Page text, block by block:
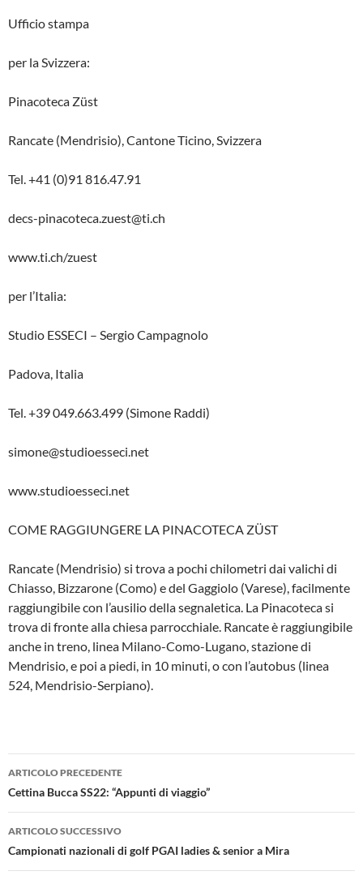
Ufficio stampa
per la Svizzera:
Pinacoteca Züst
Rancate (Mendrisio), Cantone Ticino, Svizzera
Tel. +41 (0)91 816.47.91
decs-pinacoteca.zuest@ti.ch
www.ti.ch/zuest
per l’Italia:
Studio ESSECI – Sergio Campagnolo
Padova, Italia
Tel. +39 049.663.499 (Simone Raddi)
simone@studioesseci.net
www.studioesseci.net
COME RAGGIUNGERE LA PINACOTECA ZÜST
Rancate (Mendrisio) si trova a pochi chilometri dai valichi di
Chiasso, Bizzarone (Como) e del Gaggiolo (Varese), facilmente
raggiungibile con l’ausilio della segnaletica. La Pinacoteca si
trova di fronte alla chiesa parrocchiale. Rancate è raggiungibile
anche in treno, linea Milano-Como-Lugano, stazione di
Mendrisio, e poi a piedi, in 10 minuti, o con l’autobus (linea
524, Mendrisio-Serpiano).
Navigazione
articolo
ARTICOLO PRECEDENTE
Cettina Bucca SS22: “Appunti di viaggio”
ARTICOLO SUCCESSIVO
Campionati nazionali di golf PGAI ladies & senior a Mira